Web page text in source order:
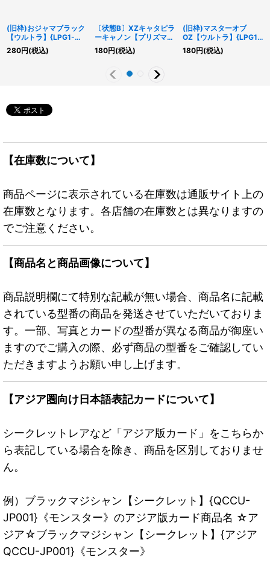
(旧枠)おジャマブラック
【ウルトラ】{LPG1-
JP023}《モンスター》
280円(税込)
〔状態B〕XZキャタピラ
ーキャノン【プリズマテ
ィックシークレット】
{WPP2-JPS03}《融
180円(税込)
(旧枠)マスターオブ
OZ【ウルトラ】{LPG1-
JP049}《融合》
180円(税込)
【在庫数について】
商品ページに表示されている在庫数は通販サイト上の
在庫数となります。各店舗の在庫数とは異なりますの
でご注意ください。
【商品名と商品画像について】
商品説明欄にて特別な記載が無い場合、商品名に記載
されている型番の商品を発送させていただいておりま
す。一部、写真とカードの型番が異なる商品が御座い
ますのでご購入の際、必ず商品の型番をご確認してい
ただきますようお願い申し上げます。
【アジア圏向け日本語表記カードについて】
シークレットレアなど「アジア版カード」をこちらか
ら表記している場合を除き、商品を区別しておりませ
ん。
例）ブラックマジシャン【シークレット】{QCCU-
JP001}《モンスター》のアジア版カード商品名 ☆ア
ジア☆ブラックマジシャン【シークレット】{アジア
QCCU-JP001}《モンスター》